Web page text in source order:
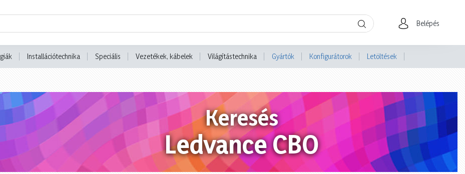
Belépés
Installációtechnika Speciális Vezetékek, kábelek Világítástechnika Gyártók Konfigurátorok Letöltések
Keresés
Ledvance CBO